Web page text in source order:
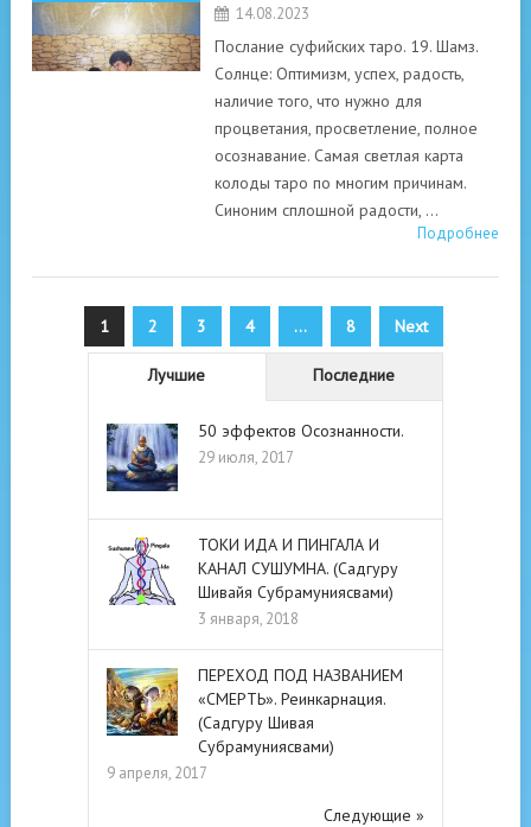
14.08.2023
Послание суфийских таро. 19. Шамз.
Солнце: Оптимизм, успех, радость,
наличие того, что нужно для
процветания, просветление, полное
осознавание. Самая светлая карта
колоды таро по многим причинам.
Синоним сплошной радости, …
Подробнее
Пагинация
записей
1 2 3 4 … 8 Next
Лучшие Последние
50 эффектов Осознанности.
29 июля, 2017
ТОКИ ИДА И ПИНГАЛА И
КАНАЛ СУШУМНА. (Садгуру
Шивайя Субрамуниясвами)
3 января, 2018
ПЕРЕХОД ПОД НАЗВАНИЕМ
«СМЕРТЬ». Реинкарнация.
(Садгуру Шивая
Субрамуниясвами)
9 апреля, 2017
Следующие »